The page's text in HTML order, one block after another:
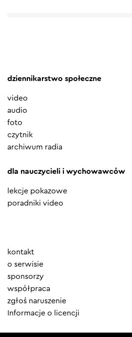
dziennikarstwo społeczne
video
audio
foto
czytnik
archiwum radia
dla nauczycieli i wychowawców
lekcje pokazowe
poradniki video
Element
menu
kontakt
o serwisie
sponsorzy
współpraca
zgłoś naruszenie
Informacje o licencji